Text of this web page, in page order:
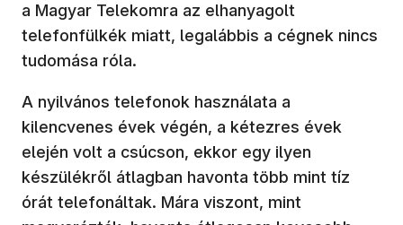
a Magyar Telekomra az elhanyagolt
telefonfülkék miatt, legalábbis a cégnek nincs
tudomása róla.
A nyilvános telefonok használata a
kilencvenes évek végén, a kétezres évek
elején volt a csúcson, ekkor egy ilyen
készülékről átlagban havonta több mint tíz
órát telefonáltak. Mára viszont, mint